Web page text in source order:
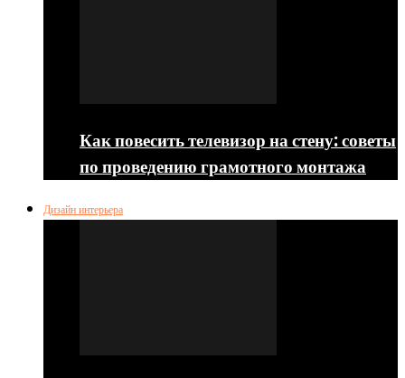
Как повесить телевизор на стену: советы
по проведению грамотного монтажа
Дизайн интерьера